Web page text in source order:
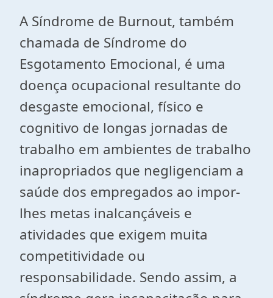
A Síndrome de Burnout, também
chamada de Síndrome do
Esgotamento Emocional, é uma
doença ocupacional resultante do
desgaste emocional, físico e
cognitivo de longas jornadas de
trabalho em ambientes de trabalho
inapropriados que negligenciam a
saúde dos empregados ao impor-
lhes metas inalcançáveis e
atividades que exigem muita
competitividade ou
responsabilidade. Sendo assim, a